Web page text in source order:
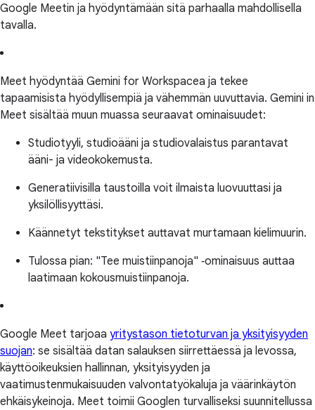
Google Meetin ja hyödyntämään sitä parhaalla mahdollisella
tavalla.
Meet hyödyntää Gemini for Workspacea ja tekee
tapaamisista hyödyllisempiä ja vähemmän uuvuttavia. Gemini in
Meet sisältää muun muassa seuraavat ominaisuudet:
Studiotyyli, studioääni ja studiovalaistus parantavat
ääni- ja videokokemusta.
Generatiivisilla taustoilla voit ilmaista luovuuttasi ja
yksilöllisyyttäsi.
Käännetyt tekstitykset auttavat murtamaan kielimuurin.
Tulossa pian: "Tee muistiinpanoja" ‑ominaisuus auttaa
laatimaan kokousmuistiinpanoja.
Google Meet tarjoaa yritystason tietoturvan ja yksityisyyden
suojan: se sisältää datan salauksen siirrettäessä ja levossa,
käyttöoikeuksien hallinnan, yksityisyyden ja
vaatimustenmukaisuuden valvontatyökaluja ja väärinkäytön
ehkäisykeinoja. Meet toimii Googlen turvalliseksi suunnitellussa